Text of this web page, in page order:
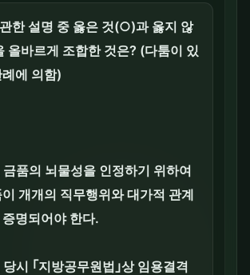
한 설명 중 옳은 것(○)과 옳지 않
올바르게 조합한 것은? (다툼이 있
에 의함)
금품의 뇌물성을 인정하기 위하여
개개의 직무행위와 대가적 관계
명되어야 한다.
당시 ｢지방공무원법｣상 임용결격